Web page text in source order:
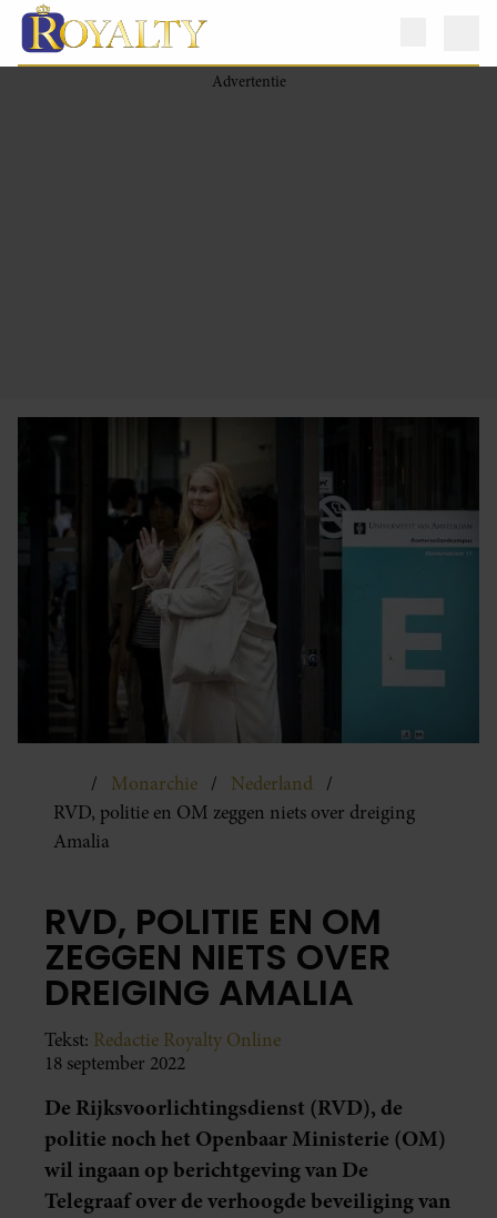
Monarchie
Nederland
RVD, politie en OM zeggen niets over dreiging
Amalia
RVD, POLITIE EN OM
ZEGGEN NIETS OVER
DREIGING AMALIA
Tekst: Redactie Royalty Online
18 september 2022
De Rijksvoorlichtingsdienst (RVD), de
politie noch het Openbaar Ministerie (OM)
wil ingaan op berichtgeving van De
Telegraaf over de verhoogde beveiliging van